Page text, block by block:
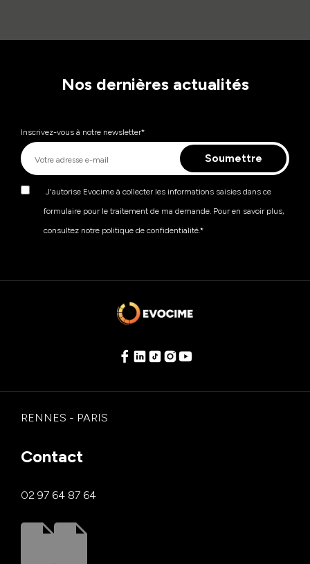
Nos dernières actualités
Inscrivez-vous à notre newsletter*
J'autorise Evocime à collecter les informations saisies dans ce
formulaire pour le traitement de ma demande. Pour en savoir plus,
consultez notre politique de confidentialité.*
RENNES - PARIS
Contact
02 97 64 87 64